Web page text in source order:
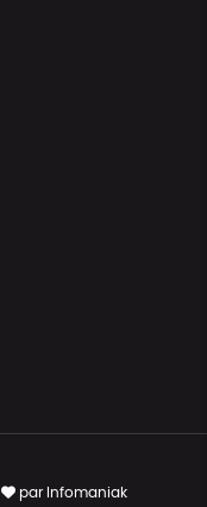
par Infomaniak